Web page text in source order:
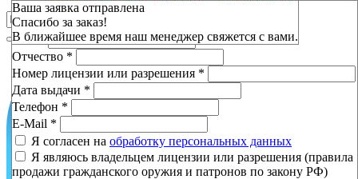
Зарезервировать
Фамилия*
Имя*
Отчество *
Номер лицензии или разрешения *
Дата выдачи *
Телефон *
E-Mail *
Я согласен на обработку персональных данных
Я являюсь владельцем лицензии или разрешения (правила
продажи гражданского оружия и патронов по закону РФ)
Ваша заявка отправлена
Спасибо за заказ!
В ближайшее время наш менеджер свяжется с вами.